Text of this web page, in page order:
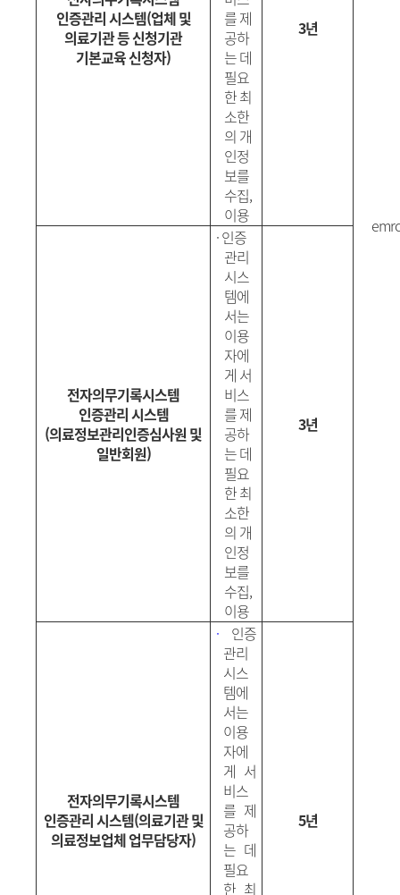
인증관리 시스템(업체 및
의료기관 등 신청기관
기본교육 신청자)
를 제
공하
는 데
필요
한 최
소한
의 개
인정
보를
수집,
이용
3년
전자의무기록시스템
인증관리 시스템
(의료정보관리인증심사원 및
일반회원)
·인증
관리
시스
템에
서는
이용
자에
게 서
비스
를 제
공하
는 데
필요
한 최
소한
의 개
인정
보를
수집,
이용
3년
전자의무기록시스템
인증관리 시스템(의료기관 및
의료정보업체 업무담당자)
· 인증
관리
시스
템에
서는
이용
자에
게 서
비스
를 제
공하
는 데
필요
한 최
5년